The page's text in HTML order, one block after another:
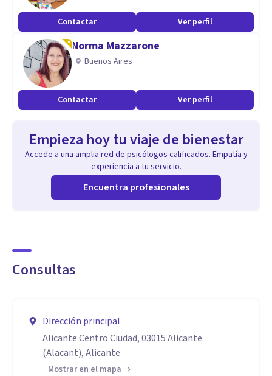
Contactar Ver perfil
Norma Mazzarone
Buenos Aires
Contactar Ver perfil
Empieza hoy tu viaje de bienestar
Accede a una amplia red de psicólogos calificados. Empatía y
experiencia a tu servicio.
Encuentra profesionales
Consultas
Dirección principal
Alicante Centro Ciudad, 03015 Alicante
(Alacant), Alicante
Mostrar en el mapa